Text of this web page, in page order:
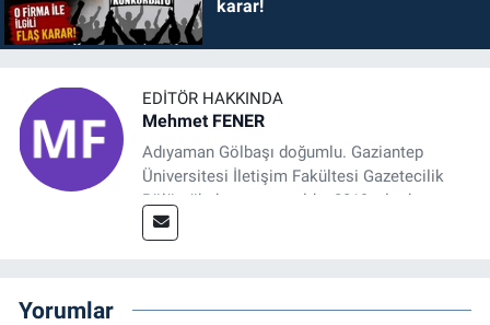
karar!
EDITÖR HAKKINDA
Mehmet FENER
Adıyaman Gölbaşı doğumlu. Gaziantep
Üniversitesi İletişim Fakültesi Gazetecilik
Bölümü’nden mezun oldu. 2019 yılında
başladığı gazetecilik mesleğinde, muhabir,
Yorumlar